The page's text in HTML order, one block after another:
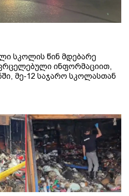
სკოლის წინ მდებარე
ინფორმაციით,
მე-12 საჯარო სკოლასთან